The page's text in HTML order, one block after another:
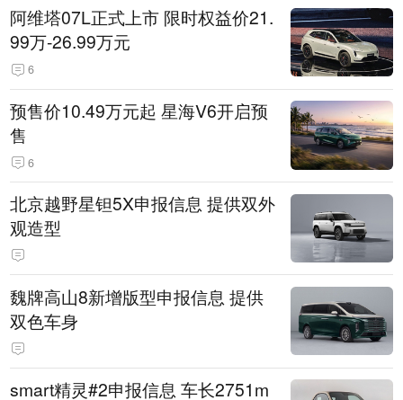
阿维塔07L正式上市 限时权益价21.
99万-26.99万元
6
预售价10.49万元起 星海V6开启预
售
6
北京越野星钽5X申报信息 提供双外
观造型
魏牌高山8新增版型申报信息 提供
双色车身
smart精灵#2申报信息 车长2751m